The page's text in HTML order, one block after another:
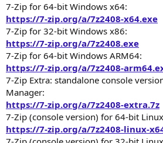
7-Zip for 64-bit Windows x64:
https://7-zip.org/a/7z2408-x64.exe
7-Zip for 32-bit Windows x86:
https://7-zip.org/a/7z2408.exe
7-Zip for 64-bit Windows ARM64:
https://7-zip.org/a/7z2408-
7-Zip Extra: standalone console
Manager:
https://7-zip.org/a/7z2408-extra.7z
7-Zip (console version) for 64-bit
https://7-zip.org/a/7z2408-linux-